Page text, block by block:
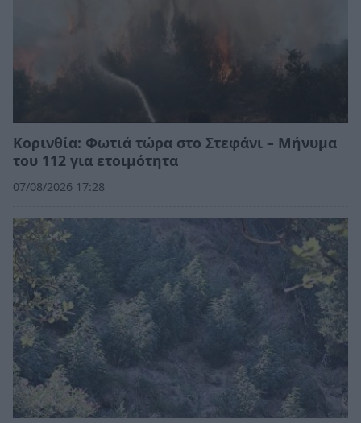
Κορινθία: Φωτιά τώρα στο Στεφάνι – Μήνυμα
του 112 για ετοιμότητα
07/08/2026 17:28